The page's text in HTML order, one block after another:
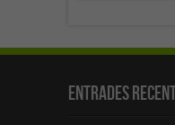
Entrades